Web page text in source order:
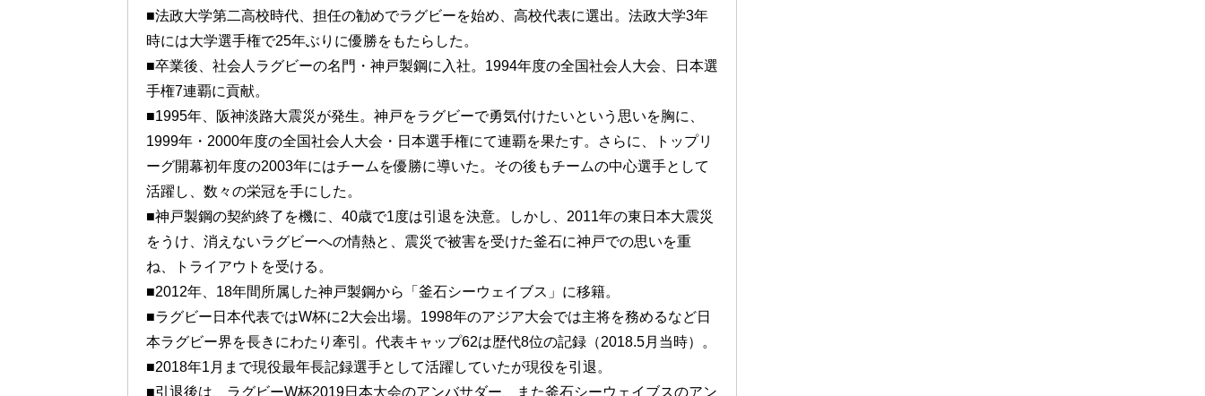
■法政大学第二高校時代、担任の勧めでラグビーを始め、高校代表に選出。法政大学3年
時には大学選手権で25年ぶりに優勝をもたらした。
■卒業後、社会人ラグビーの名門・神戸製鋼に入社。1994年度の全国社会人大会、日本選
手権7連覇に貢献。
■1995年、阪神淡路大震災が発生。神戸をラグビーで勇気付けたいという思いを胸に、
1999年・2000年度の全国社会人大会・日本選手権にて連覇を果たす。さらに、トップリ
ーグ開幕初年度の2003年にはチームを優勝に導いた。その後もチームの中心選手として
活躍し、数々の栄冠を手にした。
■神戸製鋼の契約終了を機に、40歳で1度は引退を決意。しかし、2011年の東日本大震災
をうけ、消えないラグビーへの情熱と、震災で被害を受けた釜石に神戸での思いを重
ね、トライアウトを受ける。
■2012年、18年間所属した神戸製鋼から「釜石シーウェイブス」に移籍。
■ラグビー日本代表ではW杯に2大会出場。1998年のアジア大会では主将を務めるなど日
本ラグビー界を長きにわたり牽引。代表キャップ62は歴代8位の記録（2018.5月当時）。
■2018年1月まで現役最年長記録選手として活躍していたが現役を引退。
■引退後は、ラグビーW杯2019日本大会のアンバサダー、また釜石シーウェイブスのアン